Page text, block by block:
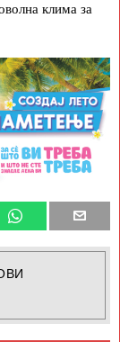
клима за